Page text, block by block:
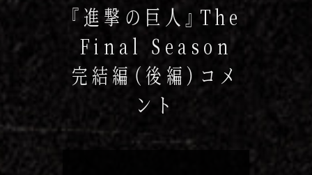
物語
スタッフ・キャスト
キャラクター
音楽
商品情報
『進撃の巨人』The
Final Season
完結編（後編）コメ
ント